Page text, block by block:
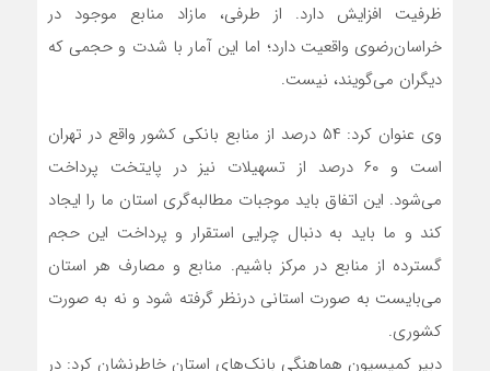
ظرفیت افزایش دارد. از طرفی، مازاد منابع موجود در
خراسان‌رضوی واقعیت دارد؛ اما این آمار با شدت و حجمی که
دیگران می‌گویند، نیست.
وی عنوان کرد: ۵۴ درصد از منابع بانکی کشور واقع در تهران
است و ۶۰ درصد از تسهیلات نیز در پایتخت پرداخت
می‌شود. این اتفاق باید موجبات مطالبه‌گری استان ما را ایجاد
کند و ما باید به دنبال چرایی استقرار و پرداخت این حجم
گسترده از منابع در مرکز باشیم. منابع و مصارف هر استان
می‌بایست به صورت استانی درنظر گرفته شود و نه به صورت
کشوری.
دبیر کمیسیون هماهنگی بانک‌های استان خاطرنشان کرد: در